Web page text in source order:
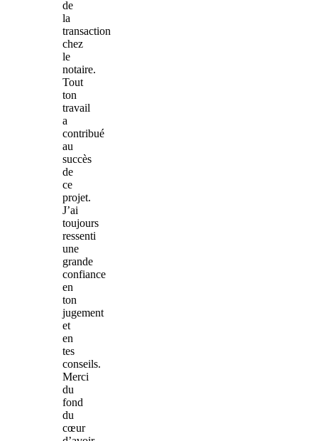
de
la
transaction
chez
le
notaire.
Tout
ton
travail
a
contribué
au
succès
de
ce
projet.
J’ai
toujours
ressenti
une
grande
confiance
en
ton
jugement
et
en
tes
conseils.
Merci
du
fond
du
cœur